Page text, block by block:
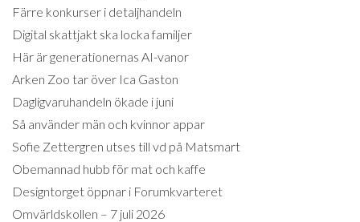
Färre konkurser i detaljhandeln
Digital skattjakt ska locka familjer
Här är generationernas AI-vanor
Arken Zoo tar över Ica Gaston
Dagligvaruhandeln ökade i juni
Så använder män och kvinnor appar
Sofie Zettergren utses till vd på Matsmart
Obemannad hubb för mat och kaffe
Designtorget öppnar i Forumkvarteret
Omvärldskollen – 7 juli 2026